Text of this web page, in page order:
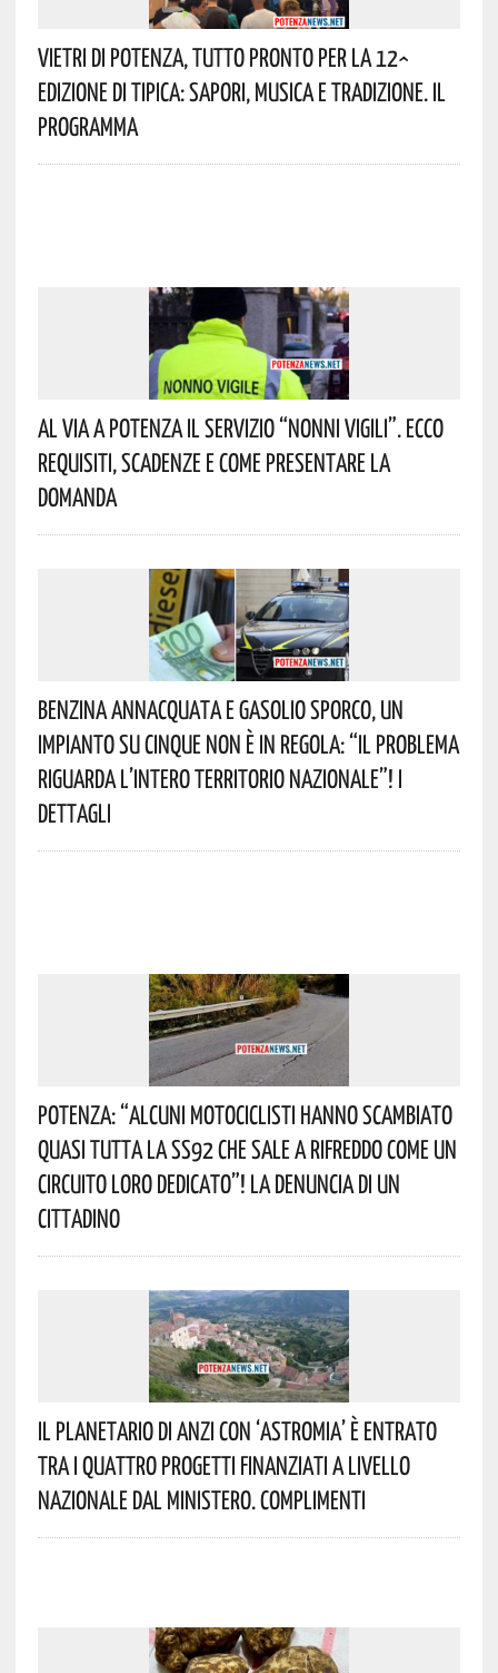
Vietri Di Potenza, Tutto Pronto Per La 12^
Edizione Di Tipica: Sapori, Musica E Tradizione. Il
Programma
Al Via A Potenza Il Servizio “Nonni Vigili”. Ecco
Requisiti, Scadenze E Come Presentare La
Domanda
Benzina Annacquata E Gasolio Sporco, Un
Impianto Su Cinque Non È In Regola: “il Problema
Riguarda L’intero Territorio Nazionale”! I
Dettagli
Potenza: “alcuni Motociclisti Hanno Scambiato
Quasi Tutta La SS92 Che Sale A Rifreddo Come Un
Circuito Loro Dedicato”! La Denuncia Di Un
Cittadino
Il Planetario Di Anzi Con ‘Astromia’ È Entrato
Tra I Quattro Progetti Finanziati A Livello
Nazionale Dal Ministero. Complimenti